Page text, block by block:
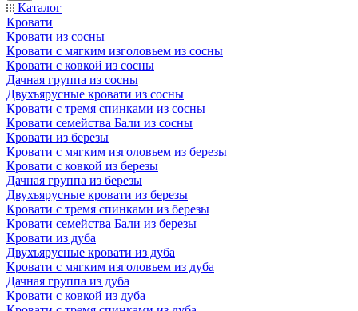
Каталог
Кровати
Кровати из сосны
Кровати с мягким изголовьем из сосны
Кровати с ковкой из сосны
Дачная группа из сосны
Двухъярусные кровати из сосны
Кровати с тремя спинками из сосны
Кровати семейства Бали из сосны
Кровати из березы
Кровати с мягким изголовьем из березы
Кровати с ковкой из березы
Дачная группа из березы
Двухъярусные кровати из березы
Кровати с тремя спинками из березы
Кровати семейства Бали из березы
Кровати из дуба
Двухъярусные кровати из дуба
Кровати с мягким изголовьем из дуба
Дачная группа из дуба
Кровати с ковкой из дуба